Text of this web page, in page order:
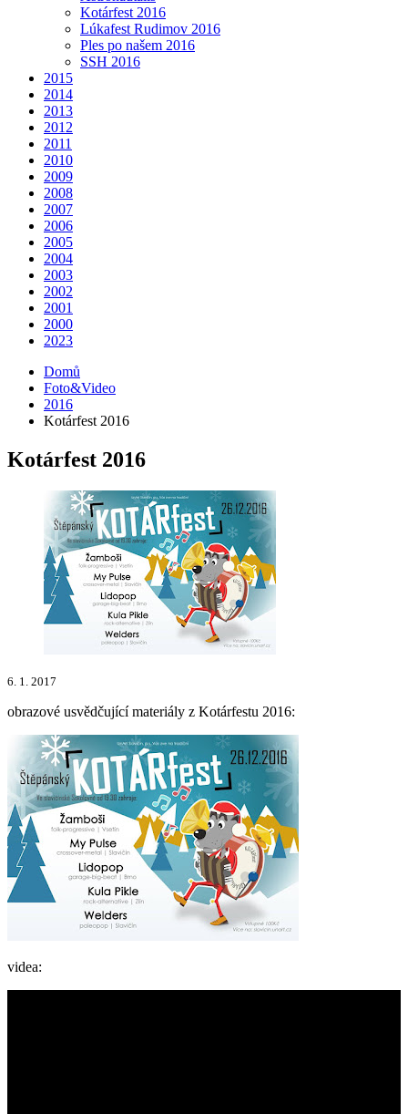
Kotárfest 2016
Lúkafest Rudimov 2016
Ples po našem 2016
SSH 2016
2015
2014
2013
2012
2011
2010
2009
2008
2007
2006
2005
2004
2003
2002
2001
2000
2023
Domů
Foto&Video
2016
Kotárfest 2016
Kotárfest 2016
6. 1. 2017
obrazové usvědčující materiály z Kotárfestu 2016:
videa: